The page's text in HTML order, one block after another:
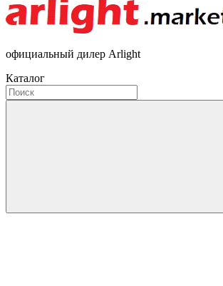
официальный дилер Arlight
Каталог